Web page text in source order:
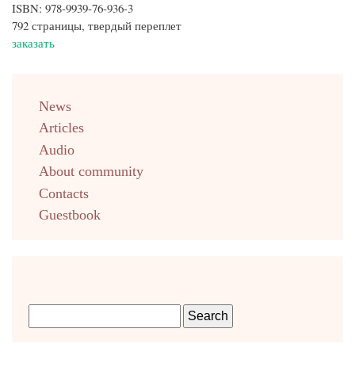
ISBN: 978-9939-76-936-3
792 страницы, твердый переплет
заказать
english
News
Articles
Audio
About community
Contacts
Guestbook